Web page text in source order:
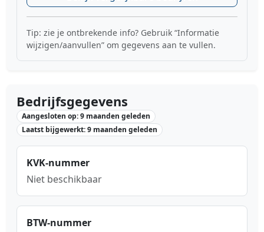
Tip: zie je ontbrekende info? Gebruik “Informatie
wijzigen/aanvullen” om gegevens aan te vullen.
Bedrijfsgegevens
Aangesloten op: 9 maanden geleden
Laatst bijgewerkt: 9 maanden geleden
KVK-nummer
Niet beschikbaar
BTW-nummer